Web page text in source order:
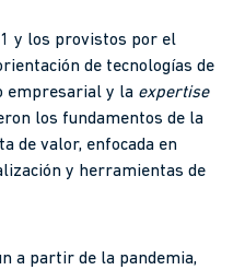
y los provistos por el
de tecnologías de
empresarial y la expertise
los fundamentos de la
de valor, enfocada en
y herramientas de
a partir de la pandemia,